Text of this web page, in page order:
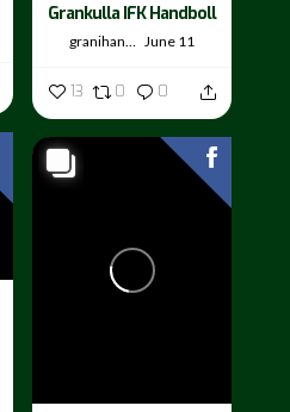
Grankulla IFK Handboll
granihandis June 11
13 0 0